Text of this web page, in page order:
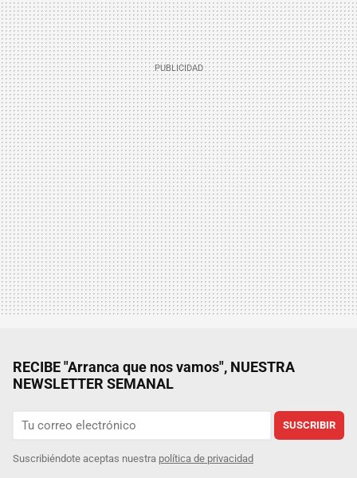
RECIBE "Arranca que nos vamos", NUESTRA
NEWSLETTER SEMANAL
SUSCRIBIR
Suscribiéndote aceptas nuestra política de privacidad